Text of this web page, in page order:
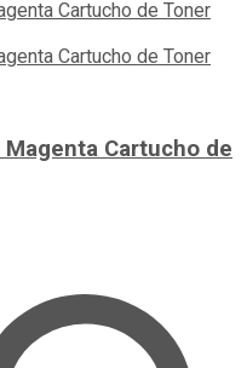
Magenta Cartucho de